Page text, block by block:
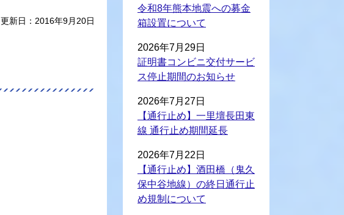
更新日：2016年9月20日
令和8年熊本地震への募金
箱設置について
2026年7月29日
証明書コンビニ交付サービ
ス停止期間のお知らせ
2026年7月27日
【通行止め】一里壇長田東
線 通行止め期間延長
2026年7月22日
【通行止め】酒田橋（鬼久
保中谷地線）の終日通行止
め規制について